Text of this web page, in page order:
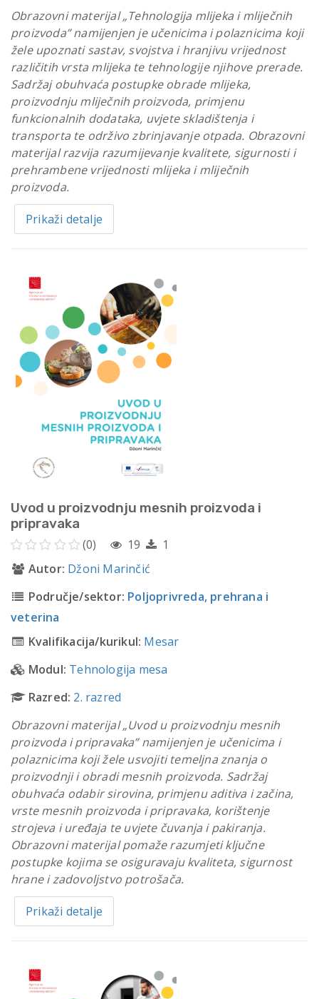
Obrazovni materijal „Tehnologija mlijeka i mliječnih
proizvoda” namijenjen je učenicima i polaznicima koji
žele upoznati sastav, svojstva i hranjivu vrijednost
različitih vrsta mlijeka te tehnologije njihove prerade.
Sadržaj obuhvaća postupke obrade mlijeka,
proizvodnju mliječnih proizvoda, primjenu
funkcionalnih dodataka, uvjete skladištenja i
transporta te održivo zbrinjavanje otpada. Obrazovni
materijal razvija razumijevanje kvalitete, sigurnosti i
prehrambene vrijednosti mlijeka i mliječnih
proizvoda.
Prikaži detalje
Uvod u proizvodnju mesnih proizvoda i
pripravaka
(0) 19
1
Autor: Džoni Marinčić
Područje/sektor: Poljoprivreda, prehrana i
veterina
Kvalifikacija/kurikul: Mesar
Modul: Tehnologija mesa
Razred: 2. razred
Obrazovni materijal „Uvod u proizvodnju mesnih
proizvoda i pripravaka” namijenjen je učenicima i
polaznicima koji žele usvojiti temeljna znanja o
proizvodnji i obradi mesnih proizvoda. Sadržaj
obuhvaća odabir sirovina, primjenu aditiva i začina,
vrste mesnih proizvoda i pripravaka, korištenje
strojeva i uređaja te uvjete čuvanja i pakiranja.
Obrazovni materijal pomaže razumjeti ključne
postupke kojima se osiguravaju kvaliteta, sigurnost
hrane i zadovoljstvo potrošača.
Prikaži detalje